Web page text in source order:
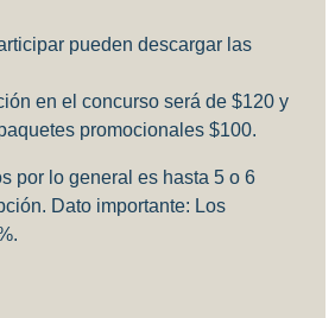
pueden descargar las
en el concurso será de $120 y
promocionales $100.
por lo general es hasta 5 o 6
Dato importante: Los